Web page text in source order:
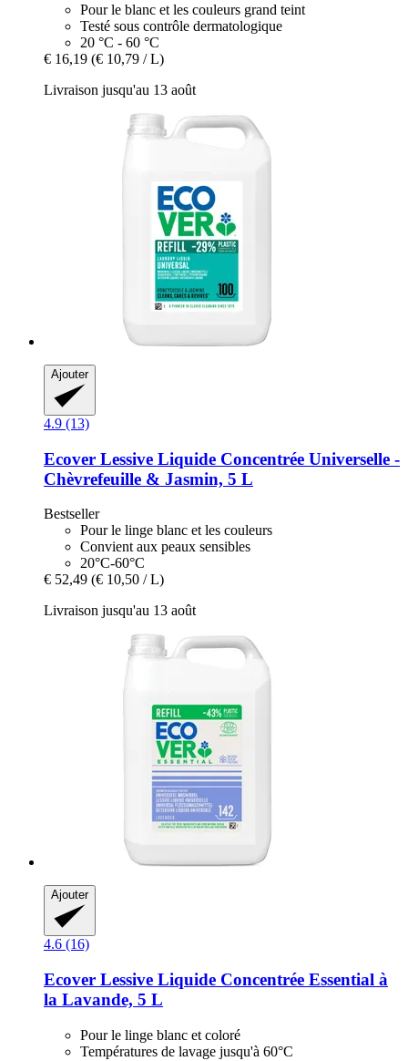
Pour le blanc et les couleurs grand teint
Testé sous contrôle dermatologique
20 °C - 60 °C
€ 16,19 (€ 10,79 / L)
Livraison jusqu'au 13 août
Ajouter
4.9 (13)
Ecover Lessive Liquide Concentrée Universelle -​
Chèvrefeuille & Jasmin, 5 L
Bestseller
Pour le linge blanc et les couleurs
Convient aux peaux sensibles
20°C-60°C
€ 52,49 (€ 10,50 / L)
Livraison jusqu'au 13 août
Ajouter
4.6 (16)
Ecover Lessive Liquide Concentrée Essential à
la Lavande, 5 L
Pour le linge blanc et coloré
Températures de lavage jusqu'à 60°C